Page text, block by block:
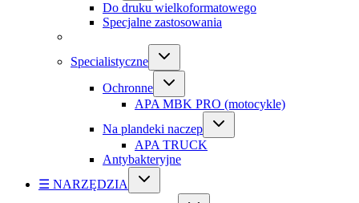
Do druku wielkoformatowego
Specjalne zastosowania
Specialistyczne
Ochronne
APA MBK PRO (motocykle)
Na plandeki naczep
APA TRUCK
Antybakteryjne
☰ NARZĘDZIA